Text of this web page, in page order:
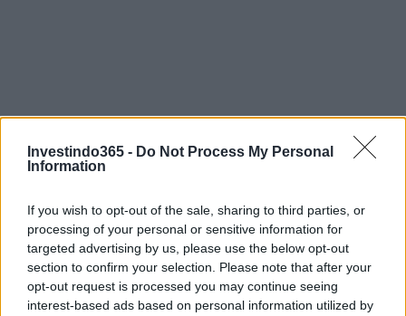
Investindo365 - Do Not Process My Personal
Information
If you wish to opt-out of the sale, sharing to third parties, or
processing of your personal or sensitive information for
targeted advertising by us, please use the below opt-out
section to confirm your selection. Please note that after your
opt-out request is processed you may continue seeing
interest-based ads based on personal information utilized by
Continue lendo
FINANÇA